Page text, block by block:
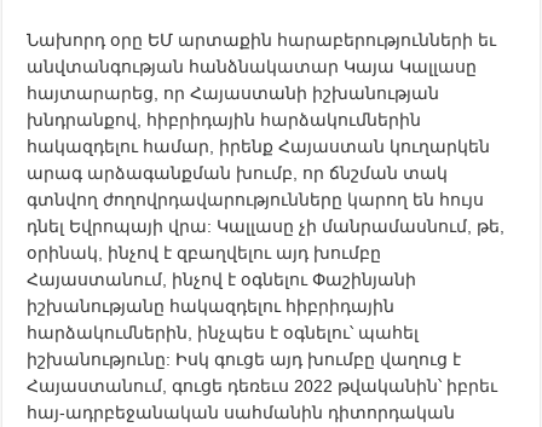
Նախորդ օրը ԵՄ արտաքին հարաբերությունների եւ
անվտանգության հանձնակատար Կայա Կալլասը
հայտարարեց, որ Հայաստանի իշխանության
խնդրանքով, հիբրիդային հարձակումներին
հակազդելու համար, իրենք Հայաստան կուղարկեն
արագ արձագանքման խումբ, որ ճնշման տակ
գտնվող ժողովրդավարությունները կարող են հույս
դնել Եվրոպայի վրա: Կալլասը չի մանրամասնում, թե,
օրինակ, ինչով է զբաղվելու այդ խումբը
Հայաստանում, ինչով է օգնելու Փաշինյանի
իշխանությանը հակազդելու հիբրիդային
հարձակումներին, ինչպես է օգնելու՝ պահել
իշխանությունը: Իսկ գուցե այդ խումբը վաղուց է
Հայաստանում, գուցե դեռեւս 2022 թվականին՝ իբրեւ
հայ-ադրբեջանական սահմանին դիտորդական